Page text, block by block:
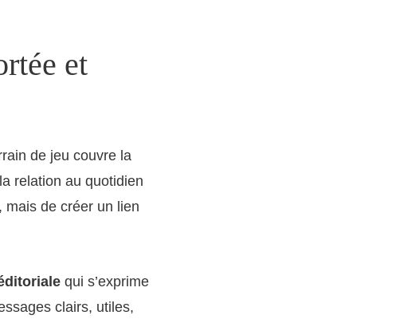
et
de jeu couvre la
relation au quotidien
mais de créer un lien
qui s’exprime
clairs, utiles,